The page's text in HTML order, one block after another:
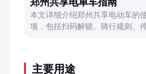
郑州共享电单车指南
本文详细介绍郑州共享电动车的
项，包括扫码解锁、骑行规则、
主要用途